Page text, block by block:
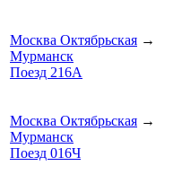
Москва Октябрьская →
Мурманск
Поезд 216А
Москва Октябрьская →
Мурманск
Поезд 016Ч